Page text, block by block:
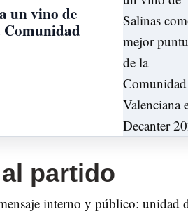
un vino de
Comunidad
partido
interno y público: unidad